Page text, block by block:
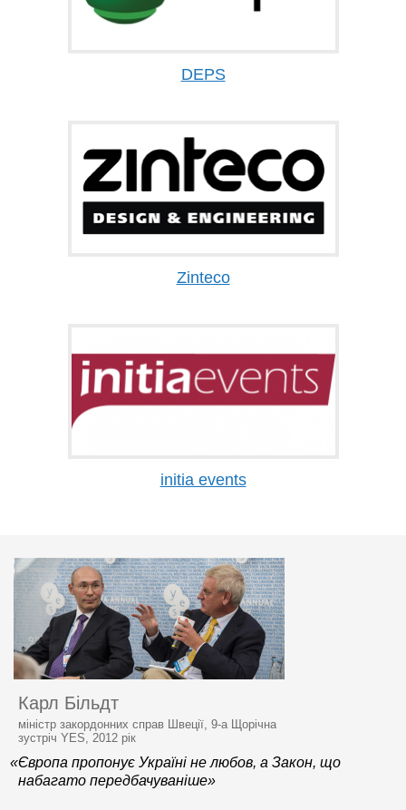
DEPS
Zinteco
initia events
Карл Більдт
міністр закордонних справ Швеції, 9-а Щорічна
зустріч YES, 2012 рік
«Європа пропонує Україні не любов, а Закон, що
набагато передбачуваніше»